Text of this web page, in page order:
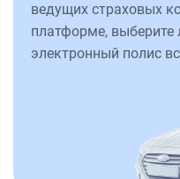
ведущих страховых
платформе, выберите
электронный полис